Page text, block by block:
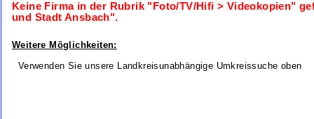
Keine Firma in der Rubrik "Foto/TV/Hifi > Videokopien"
und Stadt Ansbach".
Weitere Möglichkeiten:
Verwenden Sie unsere Landkreisunabhängige Umkreissuche oben